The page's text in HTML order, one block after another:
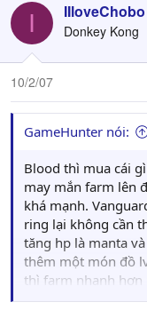
I IIloveChobo
Donkey Kong
10/2/07
GameHunter nói:
Blood thì mua cái
may mắn farm lên
khá mạnh.
ring lại không cần
tăng hp là manta
thêm một món đồ
thì farm nhanh hơn
mid, lên manta